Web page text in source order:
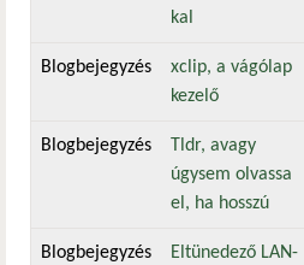
kal
Blogbejegyzés
xclip, a vágólap
kezelő
Blogbejegyzés
Tldr, avagy
úgysem olvassa
el, ha hosszú
Blogbejegyzés
Eltünedező LAN-